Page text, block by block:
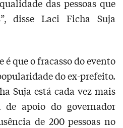
das pessoas que
disse Laci Ficha Suja
que o fracasso do evento
do ex-prefeito.
Suja está cada vez mais
de apoio do governador
de 200 pessoas no